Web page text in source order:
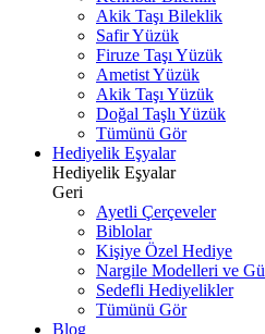
Akik Taşı Bileklik
Safir Yüzük
Firuze Taşı Yüzük
Ametist Yüzük
Akik Taşı Yüzük
Doğal Taşlı Yüzük
Tümünü Gör
Hediyelik Eşyalar
Hediyelik Eşyalar
Geri
Ayetli Çerçeveler
Biblolar
Kişiye Özel Hediye
Nargile Modelleri ve
Sedefli Hediyelikler
Tümünü Gör
Blog